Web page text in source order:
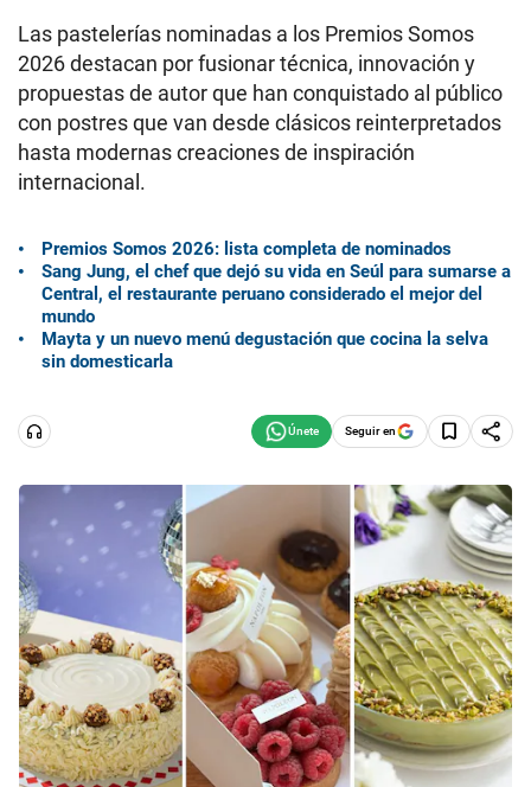
Las pastelerías nominadas a los Premios Somos
2026 destacan por fusionar técnica, innovación y
propuestas de autor que han conquistado al público
con postres que van desde clásicos reinterpretados
hasta modernas creaciones de inspiración
internacional.
Premios Somos 2026: lista completa de nominados
Sang Jung, el chef que dejó su vida en Seúl para sumarse a
Central, el restaurante peruano considerado el mejor del
mundo
Mayta y un nuevo menú degustación que cocina la selva
sin domesticarla
Seguir en